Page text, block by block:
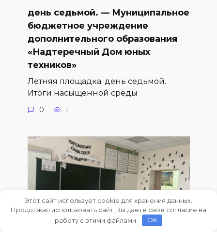
день седьмой. — Муниципальное
бюджетное учреждение
дополнительного образования
«Надтеречный Дом юных
техников»
Летняя площадка: день седьмой.
Итоги насыщенной среды
0 1
Этот сайт использует cookie для хранения данных.
Продолжая использовать сайт, Вы даете свое согласие на
работу с этими файлами.
OK